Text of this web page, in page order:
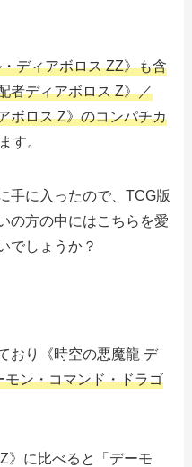
ディアボロス ZZ》も含
者ディアボロス Z》／
ボロス Z》のコンパチカ
す。
手に入ったので、TCG版
の方の中にはこちらを愛
でしょうか？
おり《時空の悪魔龍 デ
モン・コマンド・ドラゴ
》に比べると「デーモ